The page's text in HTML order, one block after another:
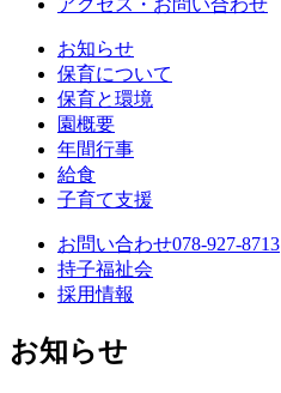
お知らせ
保育について
保育と環境
園概要
年間行事
給食
子育て支援
お問い合わせ078-927-8713
持子福祉会
採用情報
お知らせ